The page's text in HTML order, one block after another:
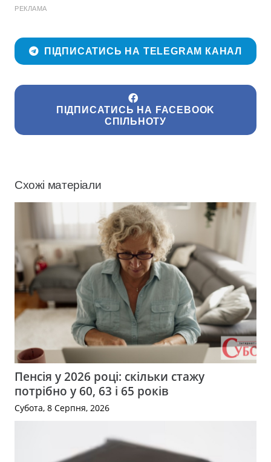
РЕКЛАМА
ПІДПИСАТИСЬ НА TELEGRAM КАНАЛ
ПІДПИСАТИСЬ НА FACEBOOK
СПІЛЬНОТУ
Схожі матеріали
Пенсія у 2026 році: скільки стажу
потрібно у 60, 63 і 65 років
Субота, 8 Серпня, 2026